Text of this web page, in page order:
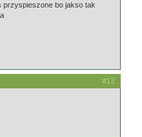
przyspieszone bo jakso tak
#13